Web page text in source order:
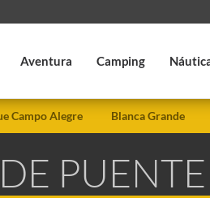
Aventura Camping
Campo Alegre Blanca Grande
PUENTE